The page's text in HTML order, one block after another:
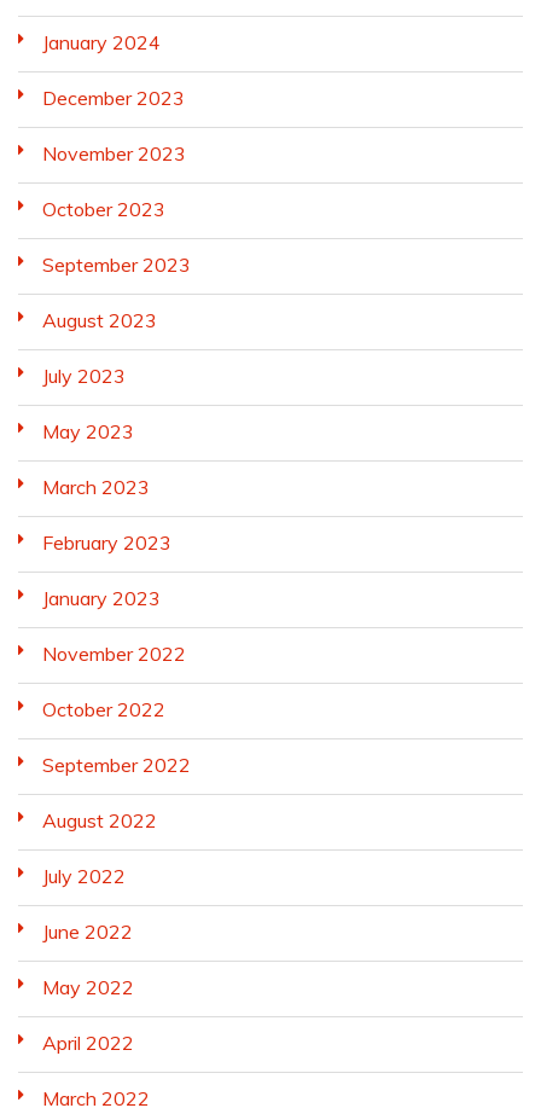
January 2024
December 2023
November 2023
October 2023
September 2023
August 2023
July 2023
May 2023
March 2023
February 2023
January 2023
November 2022
October 2022
September 2022
August 2022
July 2022
June 2022
May 2022
April 2022
March 2022